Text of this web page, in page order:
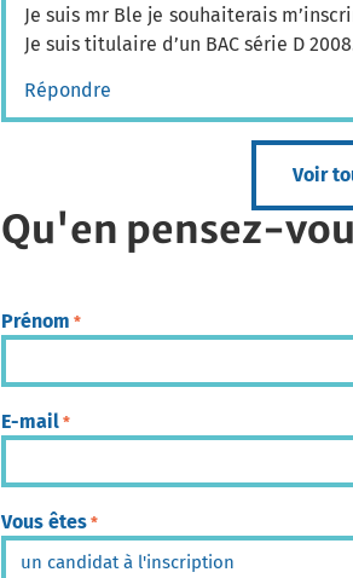
Je suis mr Ble je souhaiterais
Je suis titulaire d’un BAC série D
Répondre
Voir
Qu'en pensez-
Prénom *
E-mail *
Vous êtes *